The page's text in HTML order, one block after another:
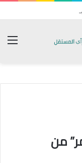
الميداني
من